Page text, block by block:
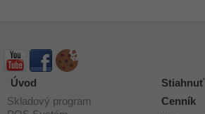
Úvod
Skladový program
Stiahnuť
Cenník